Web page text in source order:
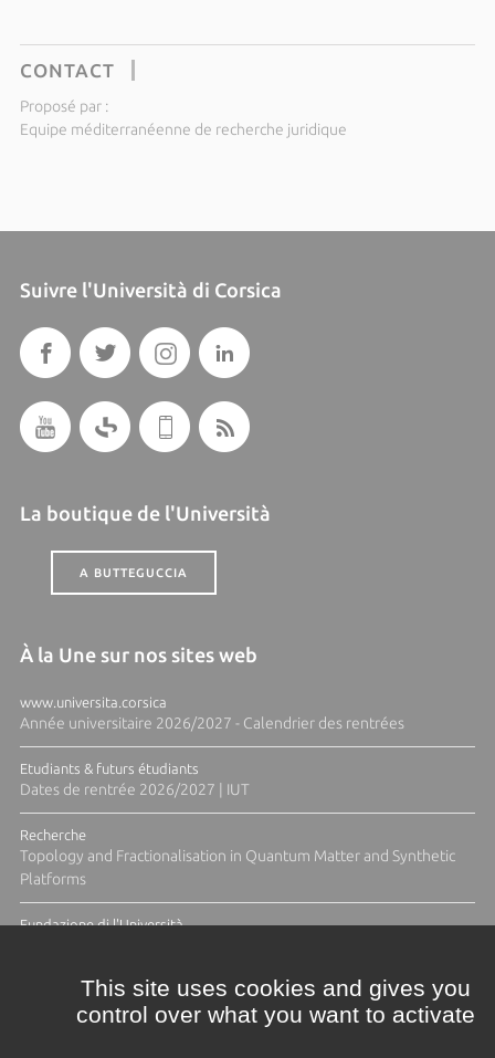
CONTACT
Proposé par :
Equipe méditerranéenne de recherche juridique
Suivre l'Università di Corsica
La boutique de l'Università
A BUTTEGUCCIA
À la Une sur nos sites web
www.universita.corsica
Année universitaire 2026/2027 - Calendrier des rentrées
Etudiants & futurs étudiants
Dates de rentrée 2026/2027 | IUT
Recherche
Topology and Fractionalisation in Quantum Matter and Synthetic
Platforms
Fundazione di l'Università
This site uses cookies and gives you
control over what you want to activate